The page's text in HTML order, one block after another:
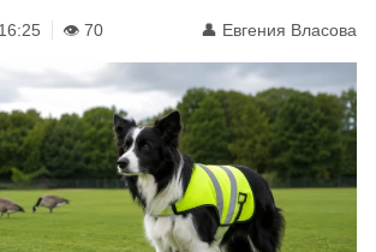
👁️ 70 👤 Евгения Власова